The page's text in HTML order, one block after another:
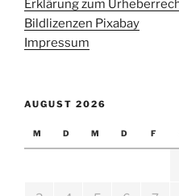
Erklärung zum
Bildlizenzen Pixabay
Impressum
AUGUST 2026
M D M D F